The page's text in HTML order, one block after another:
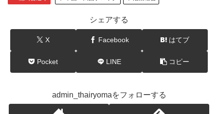
シェアする
X Facebook はてブ
Pocket LINE コピー
admin_thairyomaをフォローする